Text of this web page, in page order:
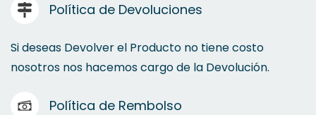
Política de Devoluciones
Si deseas Devolver el Producto no tiene costo
nosotros nos hacemos cargo de la Devolución.
Política de Rembolso